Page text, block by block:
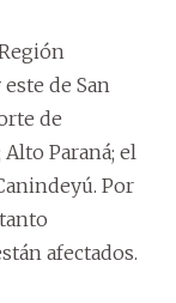
de San
de
Paraná; el
Por
afectados.